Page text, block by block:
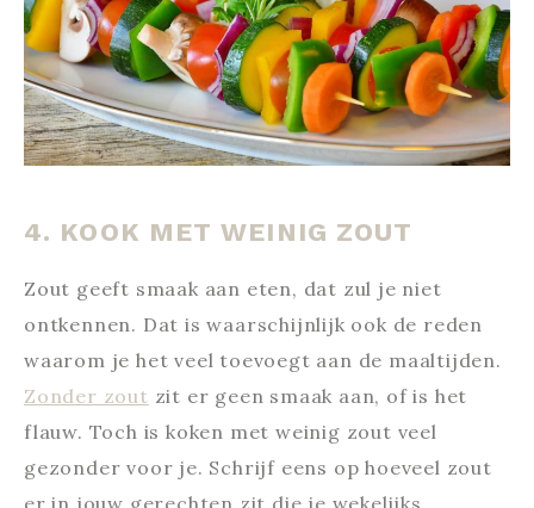
4. KOOK MET WEINIG ZOUT
Zout geeft smaak aan eten, dat zul je niet
ontkennen. Dat is waarschijnlijk ook de reden
waarom je het veel toevoegt aan de maaltijden.
Zonder zout zit er geen smaak aan, of is het
flauw. Toch is koken met weinig zout veel
gezonder voor je. Schrijf eens op hoeveel zout